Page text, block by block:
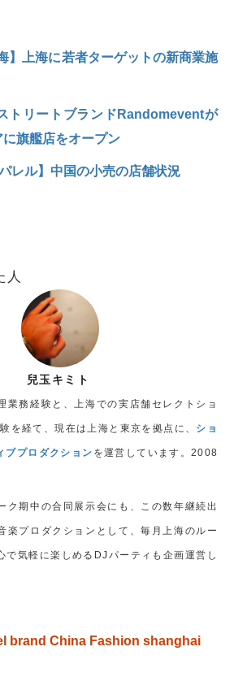
】上海に若者ターゲットの新商業施
トリートブランドRandomeventが
旗艦店をオープン
パレル】中国の小売の店舗状況
人
兒玉キミト
業務経験と、上海での実店舗セレクトショ
を経て、現在は上海と東京を拠点に、 ショ
ブプロダクション を運営しています。2008
ク期中の合同展示会にも、この数年継続出
楽プロダクションとして、毎月上海のルー
で気軽に楽しめるDJパーティも企画運営し
brand China Fashion shanghai